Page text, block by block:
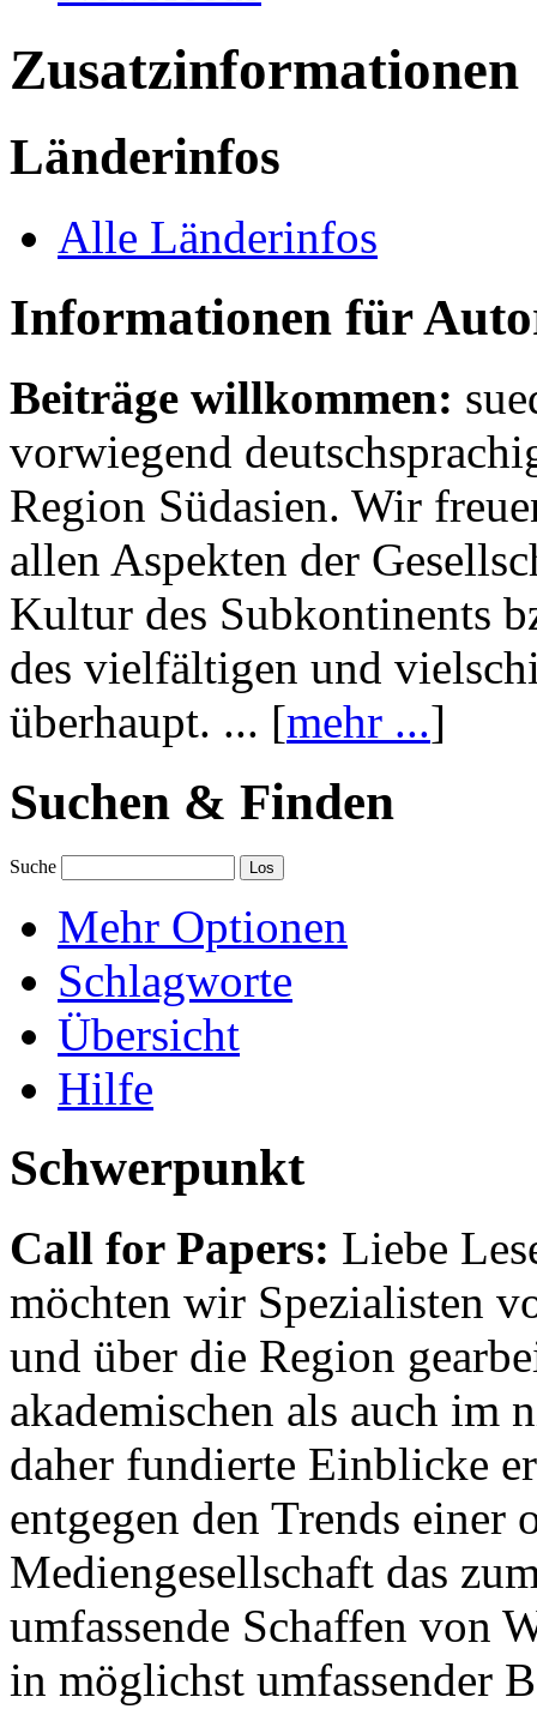
Zusatzinformationen
Länderinfos
Alle Länderinfos
Informationen für
Beiträge willkommen:
vorwiegend
Region Südasien. Wir
allen Aspekten der
Kultur des Subkontinents
des vielfältigen und
überhaupt. ... [mehr ...]
Suchen & Finden
Suche
Mehr Optionen
Schlagworte
Übersicht
Hilfe
Schwerpunkt
Call for Papers: Liebe
möchten wir Spezialisten
und über die Region
akademischen als auch im
daher fundierte Einblicke
entgegen den Trends einer
Mediengesellschaft das
umfassende Schaffen von
in möglichst umfassender